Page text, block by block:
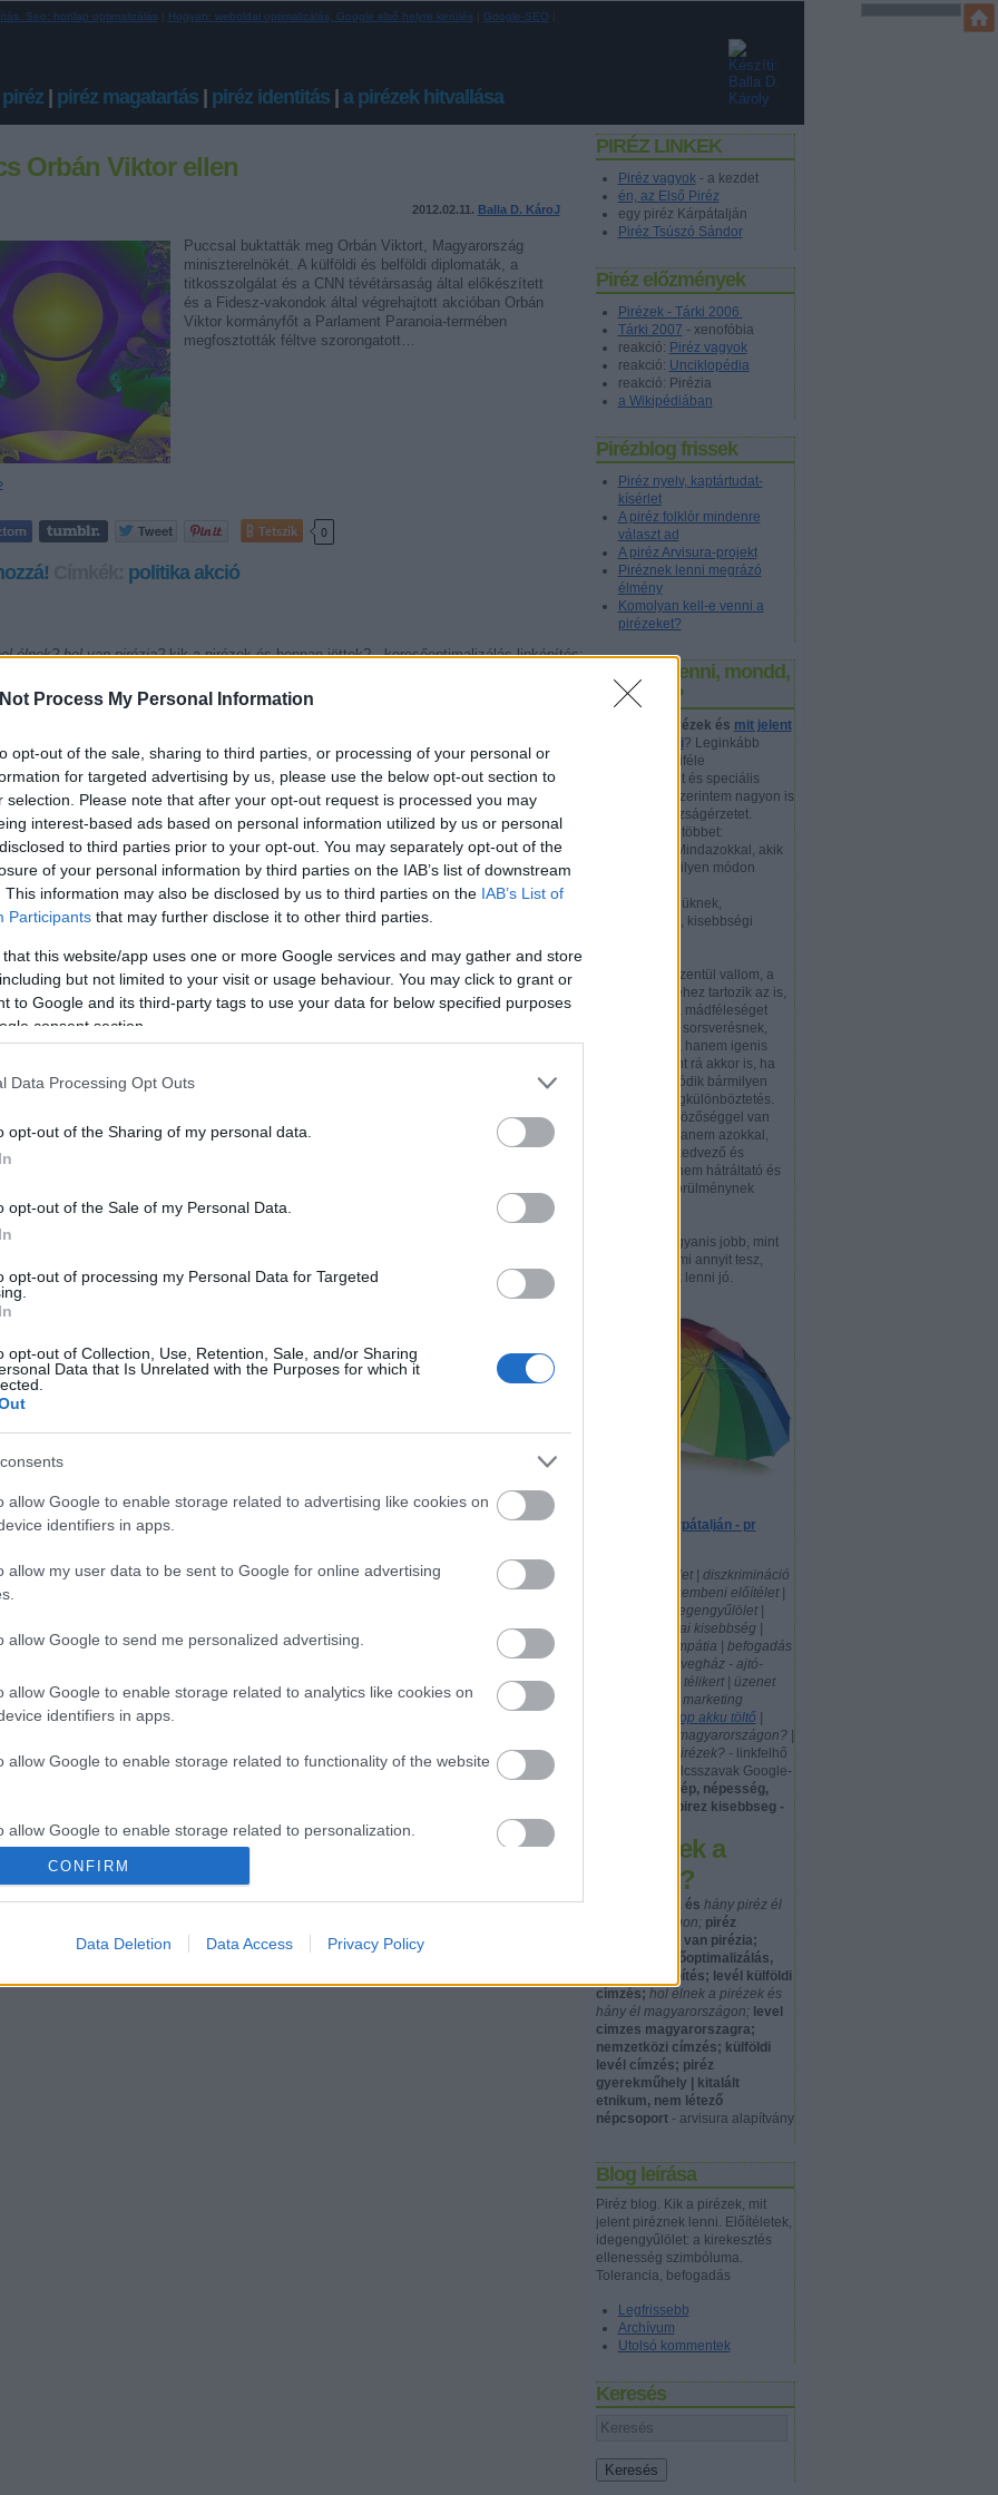
Process My Personal Information
opt-out of the sale, sharing to third parties, or processing of your personal or
for targeted advertising by us, please use the below opt-out section to
selection. Please note that after your opt-out request is processed you may
interest-based ads based on personal information utilized by us or personal
to third parties prior to your opt-out. You may separately opt-out of the
of your personal information by third parties on the IAB’s list of downstream
This information may also be disclosed by us to third parties on the IAB’s List of
Participants that may further disclose it to other third parties.
that this website/app uses one or more Google services and may gather and store
but not limited to your visit or usage behaviour. You may click to grant or
to Google and its third-party tags to use your data for below specified purposes
consent section.
Data Processing Opt Outs
opt-out of the Sharing of my personal data.
opt-out of the Sale of my Personal Data.
opt-out of processing my Personal Data for Targeted
opt-out of Collection, Use, Retention, Sale, and/or Sharing
Data that Is Unrelated with the Purposes for which it
allow Google to enable storage related to advertising like cookies on
identifiers in apps.
allow my user data to be sent to Google for online advertising
allow Google to send me personalized advertising.
allow Google to enable storage related to analytics like cookies on
identifiers in apps.
allow Google to enable storage related to functionality of the website
allow Google to enable storage related to personalization.
allow Google to enable storage related to security, including
functionality and fraud prevention, and other user protection.
CONFIRM
Data Deletion Data Access Privacy Policy
Seo: honlap optimalizálás| Hogyan: weboldal optimalizálás, Google első helyre kerülés| Google-SEO
| piréz magatartás| piréz identitás| a pirézek hitvallása
PIRÉZ LINKEK
Piréz vagyok- a kezdet
én, az Első Piréz
egy piréz Kárpátalján
Piréz Tsúszó Sándor
Piréz előzmények
Pirézek - Tárki 2006
Tárki 2007 - xenofóbia
reakció: Piréz vagyok
reakció: Unciklopédia
reakció: Pirézia
a Wikipédiában
Pirézblog frissek
Piréz nyelv, kaptártudat-
kísérlet
A piréz folklór mindenre
választ ad
A piréz Arvisura-projekt
Piréznek lenni megrázó
élmény
Komolyan kell-e venni a
pirézeket?
Piréznek lenni, mondd,
mit jelent?
kik a pirézek és mit jelent
piréznek lenni? Leginkább
nyilván valamiféle
érzékenységet és speciális
(illetve hogy szerintem nagyon is
normális!) igazságérzetet.
Toleranciánál többet:
szolidaritást. Mindazokkal, akik
valahol valamilyen módon
különbözőségüknek,
másságuknak, kisebbségi
Ugyanakkor szentül vallom, a
dolog lényegéhez tartozik az is,
hogy a piréz a mádféleséget
nem gondolja sorsverésnek,
hendikepként, hanem igenis
értékként tekint rá akkor is, ha
épp emiatt adódik bármilyen
hátrányos megkülönböztetés.
Nem a különbözőséggel van
ugyanis baj, hanem azokkal,
akik ezt nem kedvező és
kívánatos, hanem hátráltató és
elhárítandó körülménynek
Különbözni ugyanis jobb, mint
hasonlítani. Ami annyit tesz,
hogy piréznek lenni jó.
Egy piréz Kárpátalján - pr
politika | közélet | diszkrimináció
| pirézekkel szembeni előítélet |
xenofóbia - idegengyűlölet |
nemzeti, etnikai kisebbség |
előítéletek | empátia | befogadás
| tolerancia | üvegház - ajtó-
ablak gyártás, télikert | üzenet
küldés | mobil marketing
használt laptop akku töltő
hány piréz él magyarországon? |
hol laknak a pirézek? - linkfelhő
- szófelhő - kulcsszavak Google-
nép, népesség,
népcsoport: pirez kisebbseg -
Hol élnek a
pirézek?
honnan jöttek és hány piréz él
Magyarországon;piréz
jelentése; hol van pirézia;
google keresőoptimalizálás,
kreatív linképítés; levél külföldi
címzés; hol élnek a pirézek és
hány él magyarországon;level
cimzes magyarorszagra;
nemzetközi címzés; külföldi
levél címzés; piréz
gyerekműhely | kitalált
etnikum, nem létező
népcsoport - arvisura alapítvány
Blog leírása
Piréz blog. Kik a pirézek, mit
jelent piréznek lenni. Előítéletek,
idegengyűlölet: a kirekesztés
ellenesség szimbóluma.
Tolerancia, befogadás
Legfrissebb
Archívum
Utolsó kommentek
Keresés
Orbán Viktor ellen
2012.02.11. Balla D. KároJ
Puccsal buktatták meg Orbán Viktort, Magyarország
miniszterelnökét. A külföldi és belföldi diplomaták, a
titkosszolgálat és a CNN tévétársaság által előkészített
és a Fidesz-vakondok által végrehajtott akcióban Orbán
Viktor kormányfőt a Parlament Paranoia-termében
megfosztották féltve szorongatott…
Tetszik 0
politika akció
élnek? hol van pirézia?kik a pirézek és honnan jöttek? - keresőoptimalizálás linképítés;
boríték címzés külföld; harcias kaukázusi nép tagja; nemzetközi címzés;
level cimzes magyarorszagra; pirezek; szabad pirézia; releváns kontextus; az